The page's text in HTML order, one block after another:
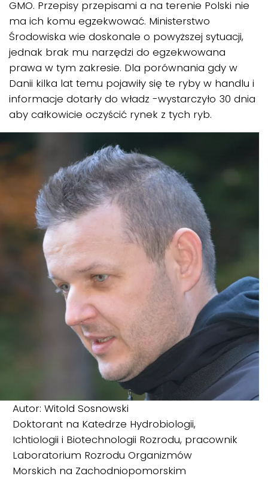
GMO. Przepisy przepisami a na terenie Polski nie
ma ich komu egzekwować. Ministerstwo
Środowiska wie doskonale o powyższej sytuacji,
jednak brak mu narzędzi do egzekwowana
prawa w tym zakresie. Dla porównania gdy w
Danii kilka lat temu pojawiły się te ryby w handlu i
informacje dotarły do władz -wystarczyło 30 dnia
aby całkowicie oczyścić rynek z tych ryb.
Autor: Witold Sosnowski
Doktorant na Katedrze Hydrobiologii,
Ichtiologii i Biotechnologii Rozrodu, pracownik
Laboratorium Rozrodu Organizmów
Morskich na Zachodniopomorskim